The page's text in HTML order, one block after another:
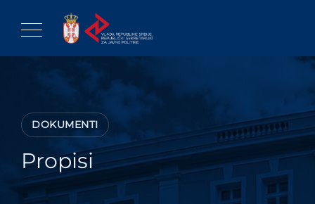
content
DOKUMENTI
Propisi